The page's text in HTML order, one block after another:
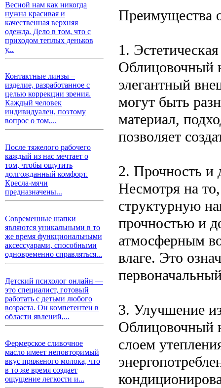
Весной нам как никогда
нужна красивая и
качественная верхняя
одежда. Дело в том, что с
приходом теплых деньков
у...
Контактные линзы –
изделие, разработанное с
целью коррекции зрения.
Каждый человек
индивидуален, поэтому
вопрос о том,...
После тяжелого рабочего
каждый из нас мечтает о
том, чтобы ощутить
долгожданный комфорт.
Кресла-мячи
предназначены...
Современные шапки
являются уникальными в то
же время функциональными
аксессуарами, способными
одновременно справляться...
Детский психолог онлайн —
это специалист, готовый
работать с детьми любого
возраста. Он компетентен в
области явлений,...
Фермерское сливочное
масло имеет неповторимый
вкус пряженого молока, что
в то же время создает
ощущение легкости и...
Преимущества
1.
Облицовочный
элегантный
могут быть
материал,
позволяет
2. Прочность и
Несмотря на
структурную
прочностью и
атмосферным
влаге. Это
3. Улучшение
Облицовочный
слоем